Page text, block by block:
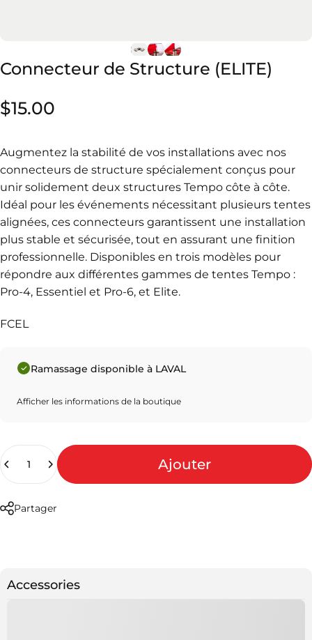
Connecteur de Structure (ELITE)
$15.00
Augmentez la stabilité de vos installations avec nos
connecteurs de structure spécialement conçus pour
unir solidement deux structures Tempo côte à côte.
Idéal pour les événements nécessitant plusieurs tentes
alignées, ces connecteurs garantissent une installation
plus stable et sécurisée, tout en assurant une finition
professionnelle. Disponibles en trois modèles pour
répondre aux différentes gammes de tentes Tempo :
Pro-4, Essentiel et Pro-6, et Elite.
FCEL
Ramassage disponible à LAVAL
Afficher les informations de la boutique
Ajouter
Partager
Accessories